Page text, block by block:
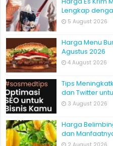
Lengkap
5 August 2026
Harga Menu
Agustus 2026
4 August 2026
Tips
dan Twitter
3 August 2026
Harga
dan